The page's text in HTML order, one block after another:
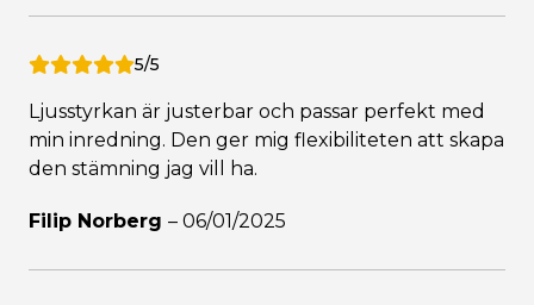
5/5
Ljusstyrkan är justerbar och passar perfekt med
min inredning. Den ger mig flexibiliteten att skapa
den stämning jag vill ha.
Filip Norberg – 06/01/2025